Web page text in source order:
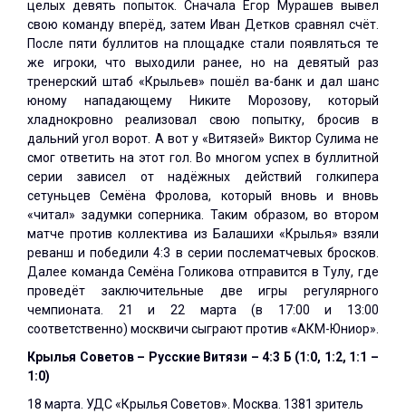
целых девять попыток. Сначала Егор Мурашев вывел
свою команду вперёд, затем Иван Детков сравнял счёт.
После пяти буллитов на площадке стали появляться те
же игроки, что выходили ранее, но на девятый раз
тренерский штаб «Крыльев» пошёл ва-банк и дал шанс
юному нападающему Никите Морозову, который
хладнокровно реализовал свою попытку, бросив в
дальний угол ворот. А вот у «Витязей» Виктор Сулима не
смог ответить на этот гол. Во многом успех в буллитной
серии зависел от надёжных действий голкипера
сетуньцев Семёна Фролова, который вновь и вновь
«читал» задумки соперника. Таким образом, во втором
матче против коллектива из Балашихи «Крылья» взяли
реванш и победили 4:3 в серии послематчевых бросков.
Далее команда Семёна Голикова отправится в Тулу, где
проведёт заключительные две игры регулярного
чемпионата. 21 и 22 марта (в 17:00 и 13:00
соответственно) москвичи сыграют против «АКМ-Юниор».
Крылья Советов – Русские Витязи – 4:3 Б (1:0, 1:2, 1:1 –
1:0)
18 марта. УДС «Крылья Советов». Москва. 1381 зритель